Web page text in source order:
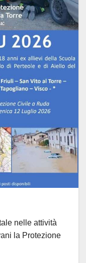
nelle attività
la Protezione